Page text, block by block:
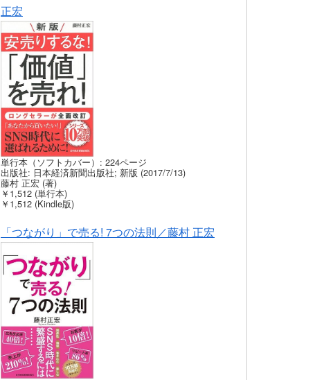
正宏
単行本（ソフトカバー）: 224ページ
出版社: 日本経済新聞出版社; 新版 (2017/7/13)
藤村 正宏 (著)
￥1,512 (単行本)
￥1,512 (Kindle版)
「つながり」で売る! 7つの法則／藤村 正宏